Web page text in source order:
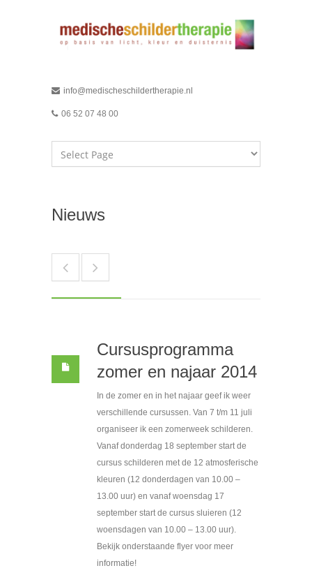
info@medischeschildertherapie.nl
06 52 07 48 00
Nieuws
Cursusprogramma
zomer en najaar 2014
In de zomer en in het najaar geef ik weer
verschillende cursussen. Van 7 t/m 11 juli
organiseer ik een zomerweek schilderen.
Vanaf donderdag 18 september start de
cursus schilderen met de 12 atmosferische
kleuren (12 donderdagen van 10.00 –
13.00 uur) en vanaf woensdag 17
september start de cursus sluieren (12
woensdagen van 10.00 – 13.00 uur).
Bekijk onderstaande flyer voor meer
informatie!